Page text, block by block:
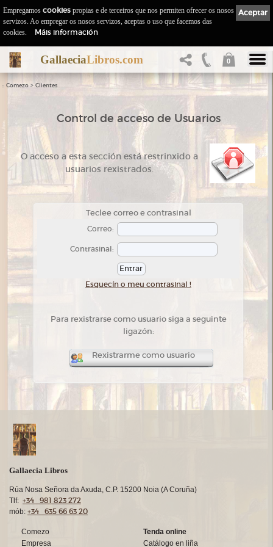
GallaeciaLibros.com 0
:: Comezo > Clientes
Control de acceso de Usuarios
O acceso a esta sección está restrinxido a
usuarios rexistrados.
Teclee correo e contrasinal
Correo:
Contrasinal:
Esquecín o meu contrasinal !
Para rexistrarse como usuario siga a seguinte
ligazón:
Rexistrarme como usuario
Gallaecia Libros
Rúa Nosa Señora da Axuda, C.P. 15200 Noia (A Coruña)
Tlf: +34 981 823 272
mób: +34 635 66 63 20
Comezo
Empresa
Tenda online
Catálogo en liña
Aceptar
Empregamos cookies propias e de terceiros que nos permiten ofrecer os nosos
servizos. Ao empregar os nosos servizos, aceptas o uso que facemos das
cookies.
Máis información